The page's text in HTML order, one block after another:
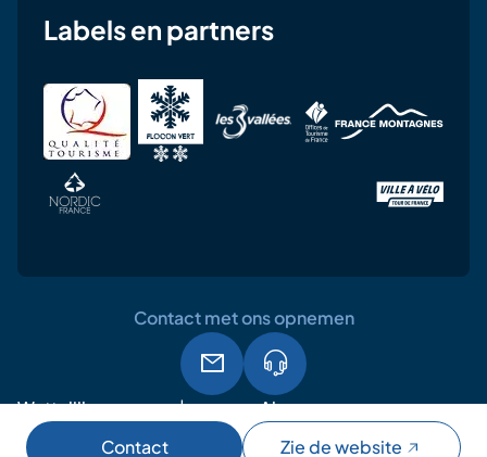
Contact Zie de website
Labels en partners
Wettelijke
vermeldingen
AVG
Algemene
Contact met ons opnemen